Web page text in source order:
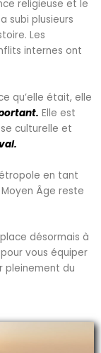
religieuse et le
subi plusieurs
Les
internes ont
qu’elle était, elle
Elle est
culturelle et
en tant
Âge reste
désormais à
vous équiper
pleinement du